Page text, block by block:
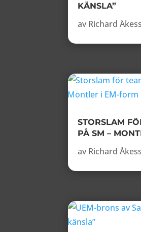
KÄNSLA”
av Richard
STORSLAM
PÅ SM –
av Richard